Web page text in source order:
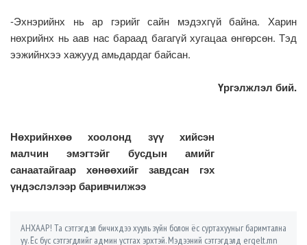
-Эхнэрийнх нь ар гэрийг сайн мэдэхгүй байна. Харин
нөхрийнх нь аав нас бараад багагүй хугацаа өнгөрсөн. Тэд
ээжийнхээ хажууд амьдардаг байсан.
Үргэлжлэл бий.
Нөхрийнхөө хоолонд зүү хийсэн
малчин эмэгтэйг бусдын амийг
санаатайгаар хөнөөхийг завдсан гэх
үндэслэлээр баривчилжээ
АНХААР! Та сэтгэгдэл бичихдээ хууль зүйн болон ёс суртахууныг баримтална
уу. Ёс бус сэтгэгдлийг админ устгах эрхтэй. Мэдээний сэтгэгдэлд ergelt.mn